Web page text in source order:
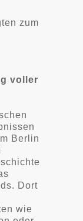
zum
voller
Berlin
Dort
wie